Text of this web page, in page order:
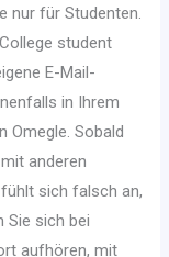
nur für Studenten.
student
E-Mail-
in Ihrem
Omegle. Sobald
anderen
sich falsch an,
Sie sich bei
aufhören, mit